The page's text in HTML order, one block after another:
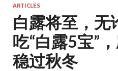
ARTICLES
白露将至，无
吃“白露5宝”
稳过秋冬